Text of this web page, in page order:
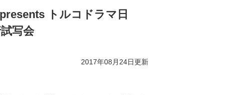
特集一覧
トルコドラマ日
写会
2017年08月24日更新